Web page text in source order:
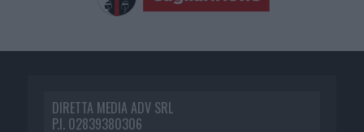
DIRETTA MEDIA ADV SRL
P.I. 02839380306